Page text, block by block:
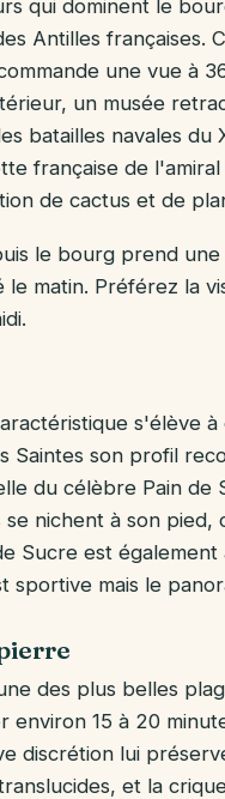
qui dominent le
Antilles françaises.
une vue à
un musée
batailles navales
française de
de cactus et de
le bourg prend
le matin. Préférez la
s'élève
Saintes son profil
du célèbre Pain
nichent à son
Sucre est
mais le
des plus belles
environ 15 à 20
discrétion lui
et la